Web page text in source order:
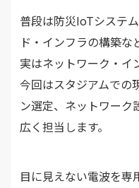
普段は防災IoTシステ
ド・インフラの構築な
実はネットワーク・イ
今回はスタジアムでの
ン選定、ネットワーク
広く担当します。
目に見えない電波を専